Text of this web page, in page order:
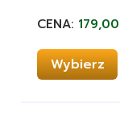
CENA:
Wybierz